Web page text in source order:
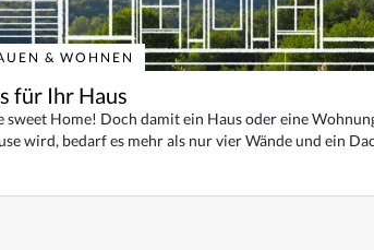
& WOHNEN
für Ihr Haus
sweet Home! Doch damit ein Haus oder eine
wird, bedarf es mehr als nur vier Wände und ein